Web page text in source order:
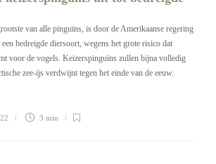
van alle pinguïns, is door de Amerikaanse regering
bedreigde diersoort, wegens het grote risico dat
voor de vogels. Keizerspinguïns zullen bijna volledig
zee-ijs verdwijnt tegen het einde van de eeuw.
3 min